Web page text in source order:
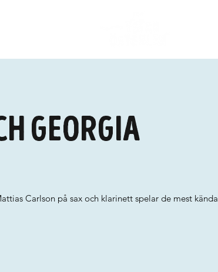
Georgia
Carlson på sax och klarinett spelar de mest kända